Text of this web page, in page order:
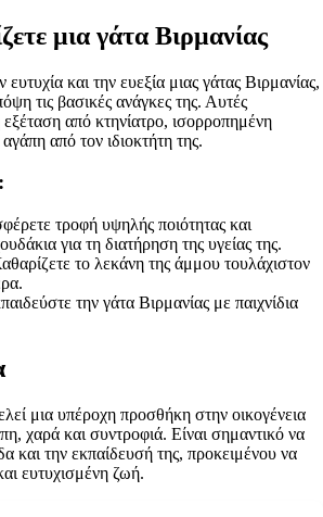
μια γάτα Βιρμανίας
και την ευεξία μιας γάτας Βιρμανίας,
τις βασικές ανάγκες της. Αυτές
από κτηνίατρο, ισορροπημένη
από τον ιδιοκτήτη της.
τροφή υψηλής ποιότητας και
για τη διατήρηση της υγείας της.
το λεκάνη της άμμου τουλάχιστον
την γάτα Βιρμανίας με παιχνίδια
μια υπέροχη προσθήκη στην οικογένεια
χαρά και συντροφιά. Είναι σημαντικό να
και την εκπαίδευσή της, προκειμένου να
ευτυχισμένη ζωή.